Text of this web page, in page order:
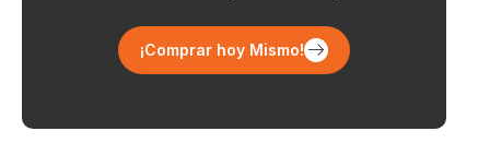
¡Comprar hoy Mismo!